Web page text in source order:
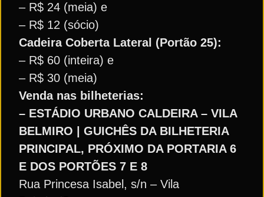
– R$ 24 (meia) e
– R$ 12 (sócio)
Cadeira Coberta Lateral (Portão 25):
– R$ 60 (inteira) e
– R$ 30 (meia)
Venda nas bilheterias:
– ESTÁDIO URBANO CALDEIRA – VILA
BELMIRO | GUICHÊS DA BILHETERIA
PRINCIPAL, PRÓXIMO DA PORTARIA 6
E DOS PORTÕES 7 E 8
Rua Princesa Isabel, s/n – Vila